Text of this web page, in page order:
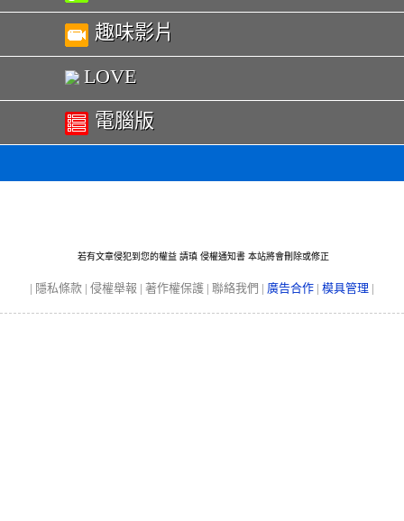
趣味影片
LOVE
電腦版
若有文章侵犯到您的權益 請瑱 侵權通知書 本站將會刪除或修正
| 隱私條款 | 侵權舉報 | 著作權保護 | 聯絡我們 | 廣告合作 | 模具管理 |